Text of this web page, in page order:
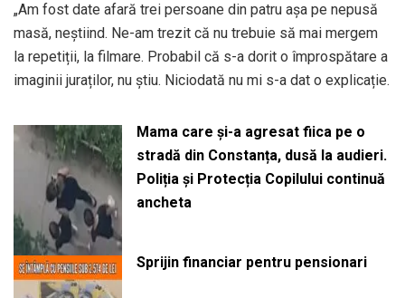
„Am fost date afară trei persoane din patru așa pe nepusă
masă, neștiind. Ne-am trezit că nu trebuie să mai mergem
la repetiții, la filmare. Probabil că s-a dorit o împrospătare a
imaginii juraților, nu știu. Niciodată nu mi s-a dat o explicație.
Mama care și-a agresat fiica pe o
stradă din Constanța, dusă la audieri.
Poliția și Protecția Copilului continuă
ancheta
Sprijin financiar pentru pensionari